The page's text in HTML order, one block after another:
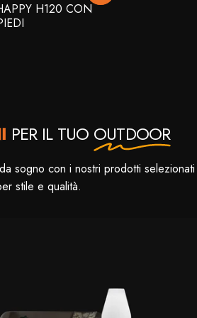
H120 CON
PER IL TUO OUTDOOR
sogno con i nostri prodotti selezionati
stile e qualità.